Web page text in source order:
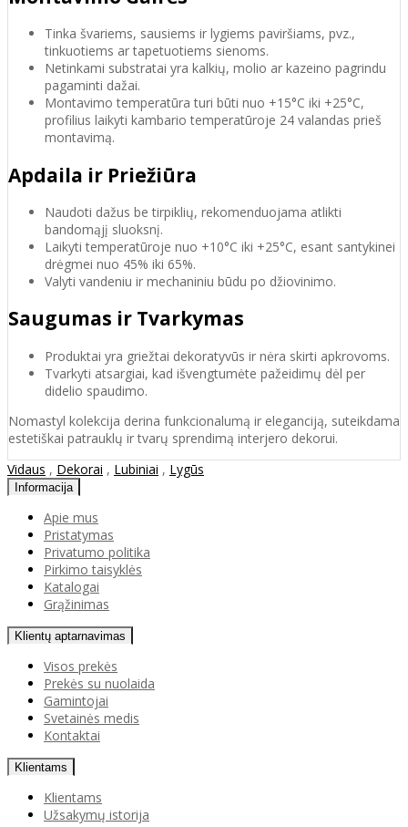
Tinka švariems, sausiems ir lygiems paviršiams, pvz.,
tinkuotiems ar tapetuotiems sienoms.
Netinkami substratai yra kalkių, molio ar kazeino pagrindu
pagaminti dažai.
Montavimo temperatūra turi būti nuo +15°C iki +25°C,
profilius laikyti kambario temperatūroje 24 valandas prieš
montavimą.
Apdaila ir Priežiūra
Naudoti dažus be tirpiklių, rekomenduojama atlikti
bandomąjį sluoksnį.
Laikyti temperatūroje nuo +10°C iki +25°C, esant santykinei
drėgmei nuo 45% iki 65%.
Valyti vandeniu ir mechaniniu būdu po džiovinimo.
Saugumas ir Tvarkymas
Produktai yra griežtai dekoratyvūs ir nėra skirti apkrovoms.
Tvarkyti atsargiai, kad išvengtumėte pažeidimų dėl per
didelio spaudimo.
Nomastyl kolekcija derina funkcionalumą ir eleganciją, suteikdama
estetiškai patrauklų ir tvarų sprendimą interjero dekorui.
Vidaus , Dekorai , Lubiniai , Lygūs
Informacija
Apie mus
Pristatymas
Privatumo politika
Pirkimo taisyklės
Katalogai
Grąžinimas
Klientų aptarnavimas
Visos prekės
Prekės su nuolaida
Gamintojai
Svetainės medis
Kontaktai
Klientams
Klientams
Užsakymų istorija